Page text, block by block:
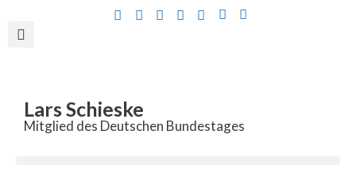
Lars Schieske
Mitglied des Deutschen Bundestages